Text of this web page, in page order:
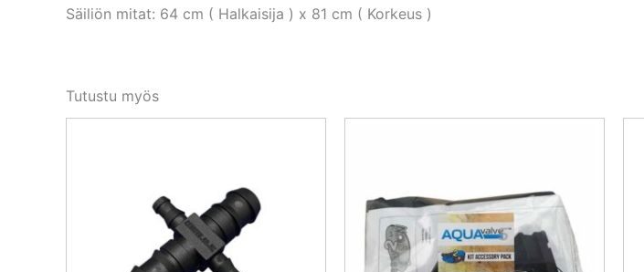
Säiliön mitat: 64 cm ( Halkaisija ) x 81 cm ( Korkeus )
Tutustu myös